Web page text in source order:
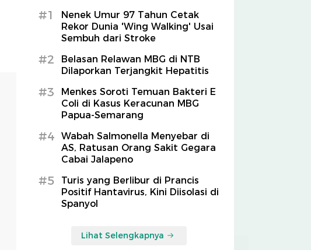
#1
Nenek Umur 97 Tahun Cetak
Rekor Dunia 'Wing Walking' Usai
Sembuh dari Stroke
#2
Belasan Relawan MBG di NTB
Dilaporkan Terjangkit Hepatitis
#3
Menkes Soroti Temuan Bakteri E
Coli di Kasus Keracunan MBG
Papua-Semarang
#4
Wabah Salmonella Menyebar di
AS, Ratusan Orang Sakit Gegara
Cabai Jalapeno
#5
Turis yang Berlibur di Prancis
Positif Hantavirus, Kini Diisolasi di
Spanyol
Lihat Selengkapnya